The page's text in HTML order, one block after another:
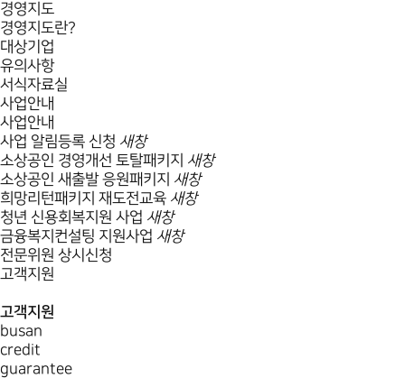
경영지도
경영지도란?
대상기업
유의사항
서식자료실
사업안내
사업안내
사업 알림등록 신청 새창
소상공인 경영개선 토탈패키지 새창
소상공인 새출발 응원패키지 새창
희망리턴패키지 재도전교육 새창
청년 신용회복지원 사업 새창
금융복지컨설팅 지원사업 새창
전문위원 상시신청
고객지원
고객지원
busan
credit
guarantee